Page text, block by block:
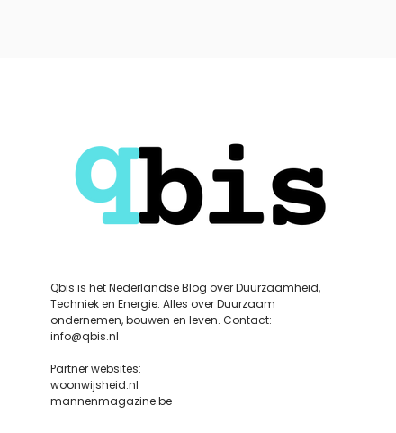
Qbis is het Nederlandse Blog over Duurzaamheid,
Techniek en Energie. Alles over Duurzaam
ondernemen, bouwen en leven. Contact:
info@qbis.nl
Partner websites:
woonwijsheid.nl
mannenmagazine.be